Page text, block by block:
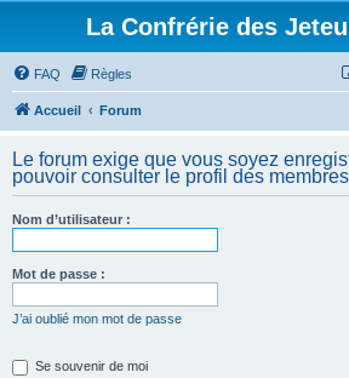
La Confrérie des
FAQ Règles
Accueil Forum
Le forum exige que vous soyez
pouvoir consulter le profil des
Nom d’utilisateur :
Mot de passe :
J’ai oublié mon mot de passe
Se souvenir de moi